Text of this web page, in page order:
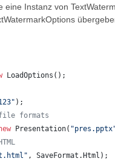
eine Instanz von
LoadOptions ();
);
file formats
Presentation(
, SaveFormat . Html );